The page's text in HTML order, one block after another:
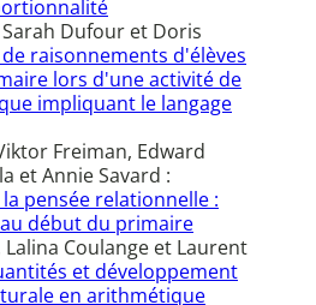
Dufour et Doris
raisonnements d'élèves
lors d'une activité de
impliquant le langage
Freiman, Edward
et Annie Savard :
pensée relationnelle :
début du primaire
Coulange et Laurent
et développement
en arithmétique